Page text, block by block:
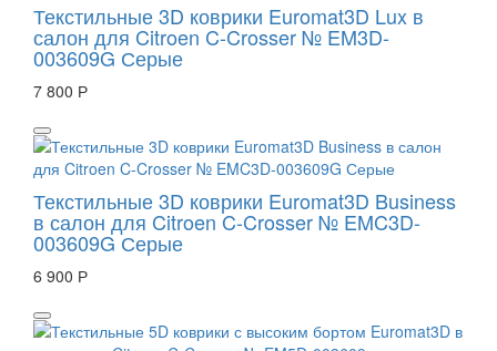
Текстильные 3D коврики Euromat3D Lux в
салон для Citroen C-Crosser № EM3D-
003609G Серые
7 800 Р
Текстильные 3D коврики Euromat3D Business
в салон для Citroen C-Crosser № EMC3D-
003609G Серые
6 900 Р